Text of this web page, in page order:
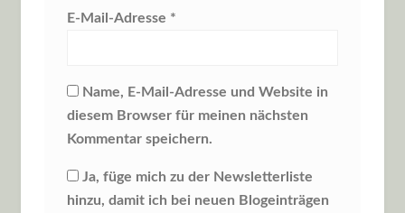
E-Mail-Adresse *
Name, E-Mail-Adresse und Website in
diesem Browser für meinen nächsten
Kommentar speichern.
Ja, füge mich zu der Newsletterliste
hinzu, damit ich bei neuen Blogeinträgen